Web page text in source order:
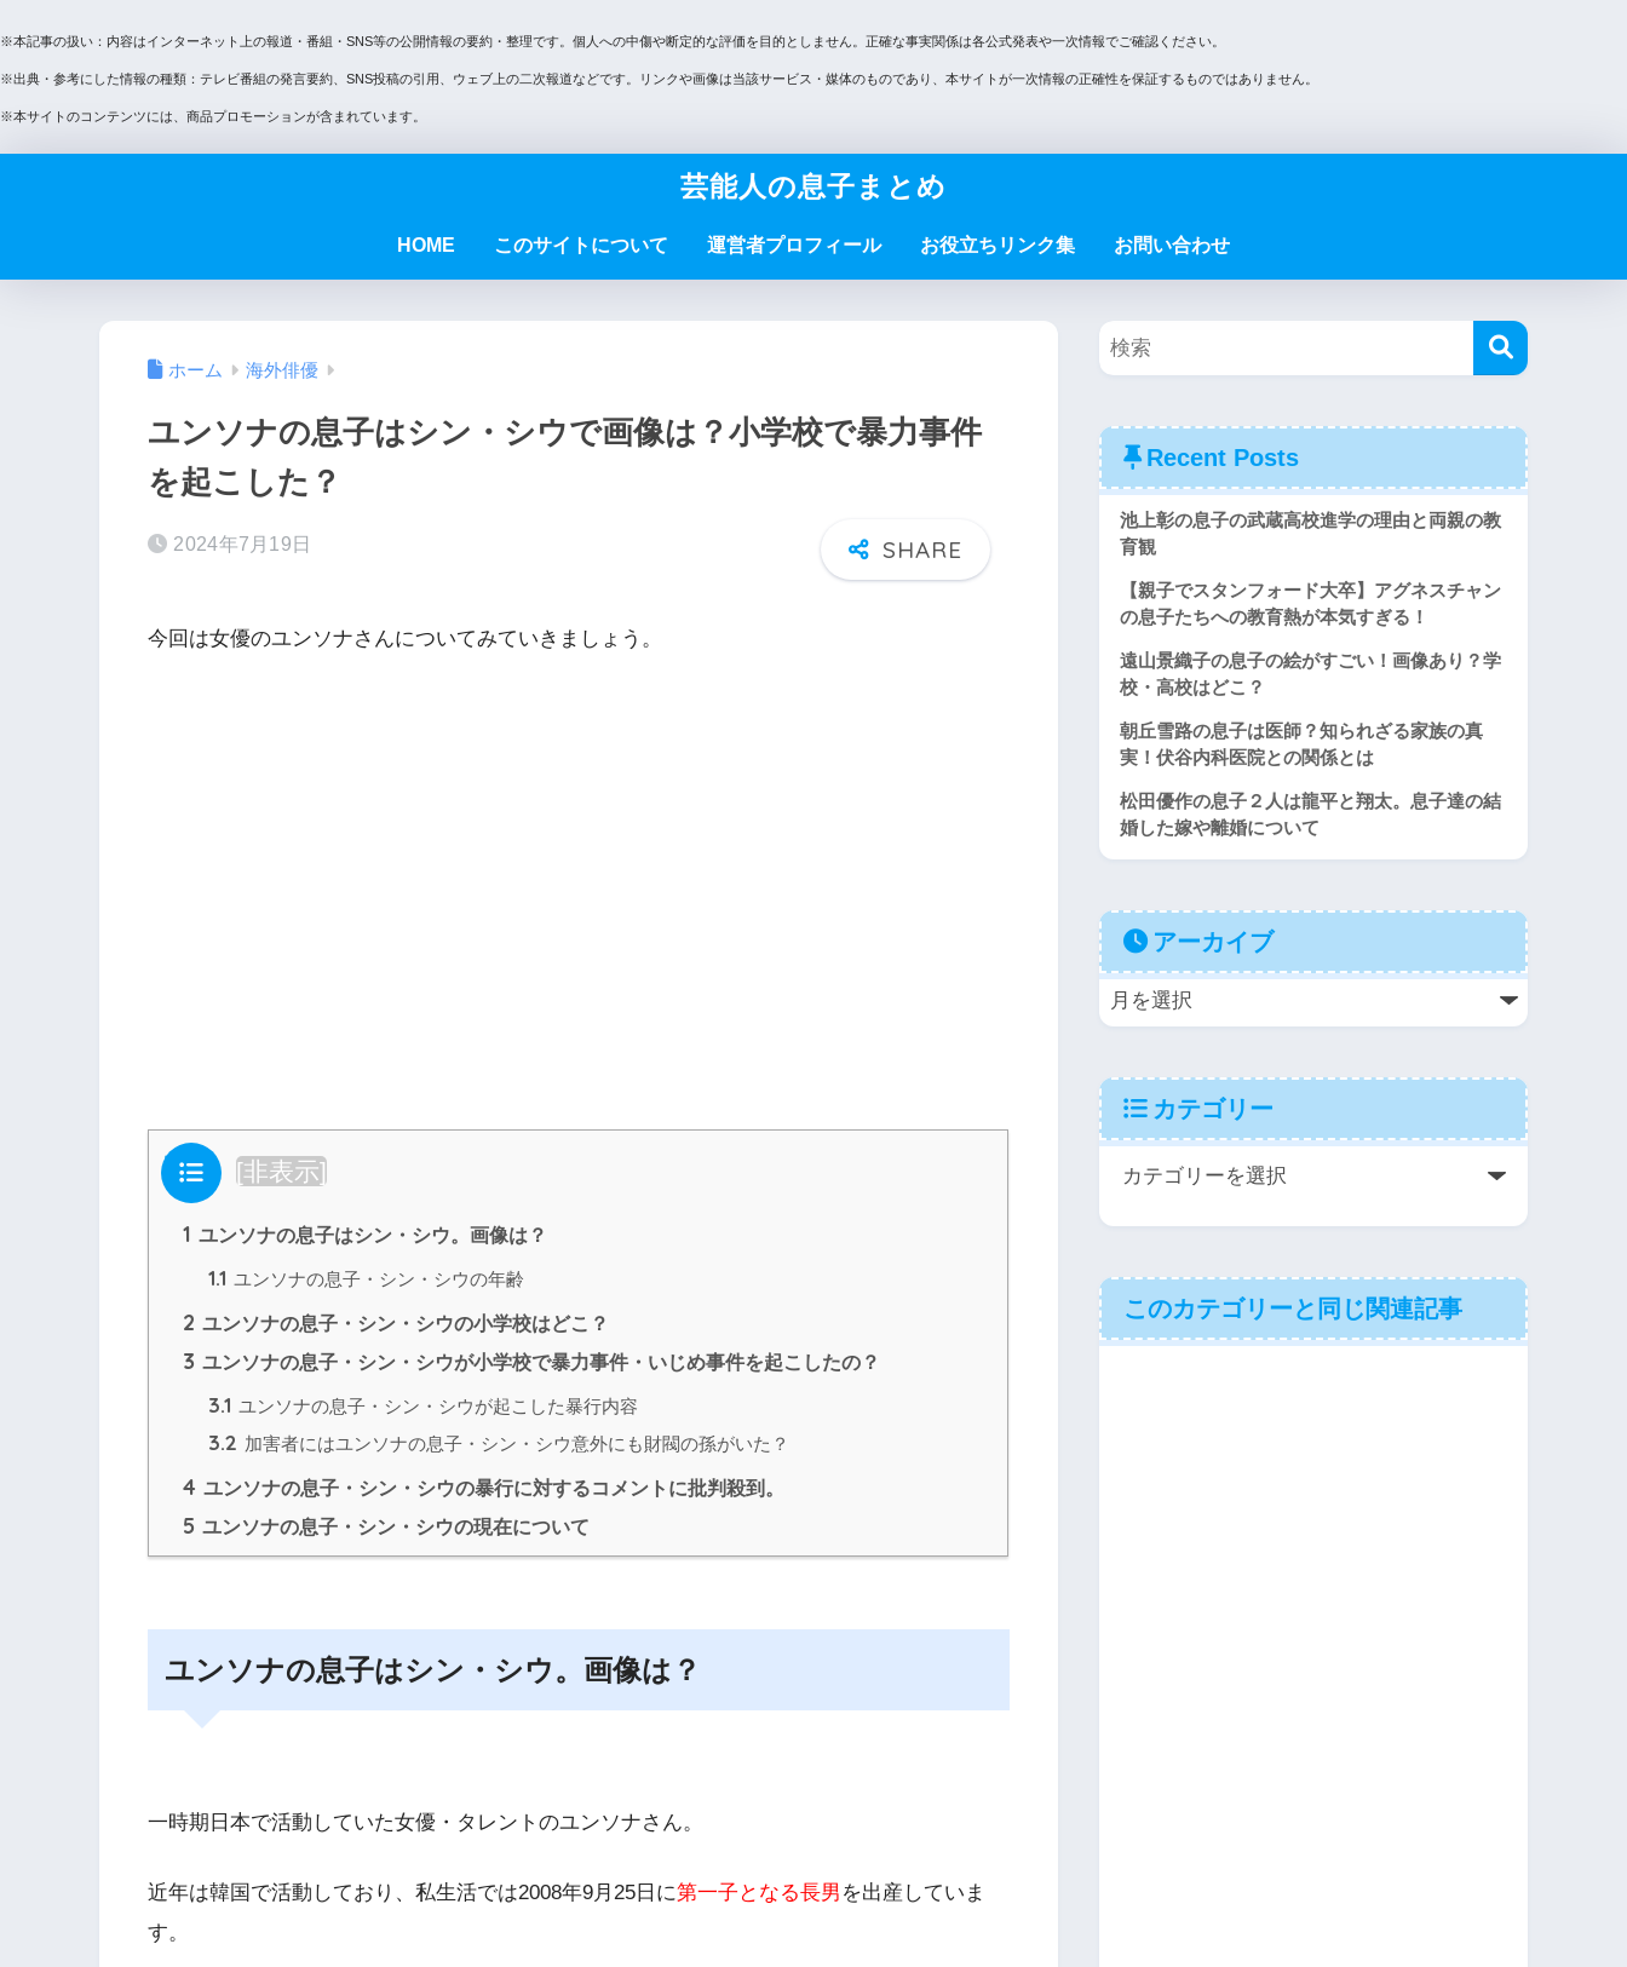
※本記事の扱い：内容はインターネット上の報道・番組・SNS等の公開情報の要約・整理です。個人への中傷や断定的な評価を目的としません。正確な事実関係は各公式発表や一次情報でご確認ください。
※出典・参考にした情報の種類：テレビ番組の発言要約、SNS投稿の引用、ウェブ上の二次報道などです。リンクや画像は当該サービス・媒体のものであり、本サイトが一次情報の正確性を保証するものではありません。
※本サイトのコンテンツには、商品プロモーションが含まれています。
芸能人の息子まとめ
HOME このサイトについて 運営者プロフィール お役立ちリンク集 お問い合わせ
ホーム 海外俳優
ユンソナの息子はシン・シウで画像は？小学校で暴力事件
を起こした？
2024年7月19日
今回は女優のユンソナさんについてみていきましょう。
目次 [非表示]
1 ユンソナの息子はシン・シウ。画像は？
1.1 ユンソナの息子・シン・シウの年齢
2 ユンソナの息子・シン・シウの小学校はどこ？
3 ユンソナの息子・シン・シウが小学校で暴力事件・いじめ事件を起こしたの？
3.1 ユンソナの息子・シン・シウが起こした暴行内容
3.2 加害者にはユンソナの息子・シン・シウ意外にも財閥の孫がいた？
4 ユンソナの息子・シン・シウの暴行に対するコメントに批判殺到。
5 ユンソナの息子・シン・シウの現在について
ユンソナの息子はシン・シウ。画像は？
一時期日本で活動していた女優・タレントのユンソナさん。
近年は韓国で活動しており、私生活では2008年9月25日に第一子となる長男 を出産していま
す。
Recent Posts
池上彰の息子の武蔵高校進学の理由と両親の教
育観
【親子でスタンフォード大卒】アグネスチャン
の息子たちへの教育熱が本気すぎる！
遠山景織子の息子の絵がすごい！画像あり？学
校・高校はどこ？
朝丘雪路の息子は医師？知られざる家族の真
実！伏谷内科医院との関係とは
松田優作の息子２人は龍平と翔太。息子達の結
婚した嫁や離婚について
アーカイブ
カテゴリー
このカテゴリーと同じ関連記事